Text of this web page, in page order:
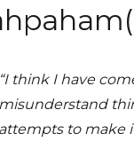
“I think I have
misunderstand
attempts to make